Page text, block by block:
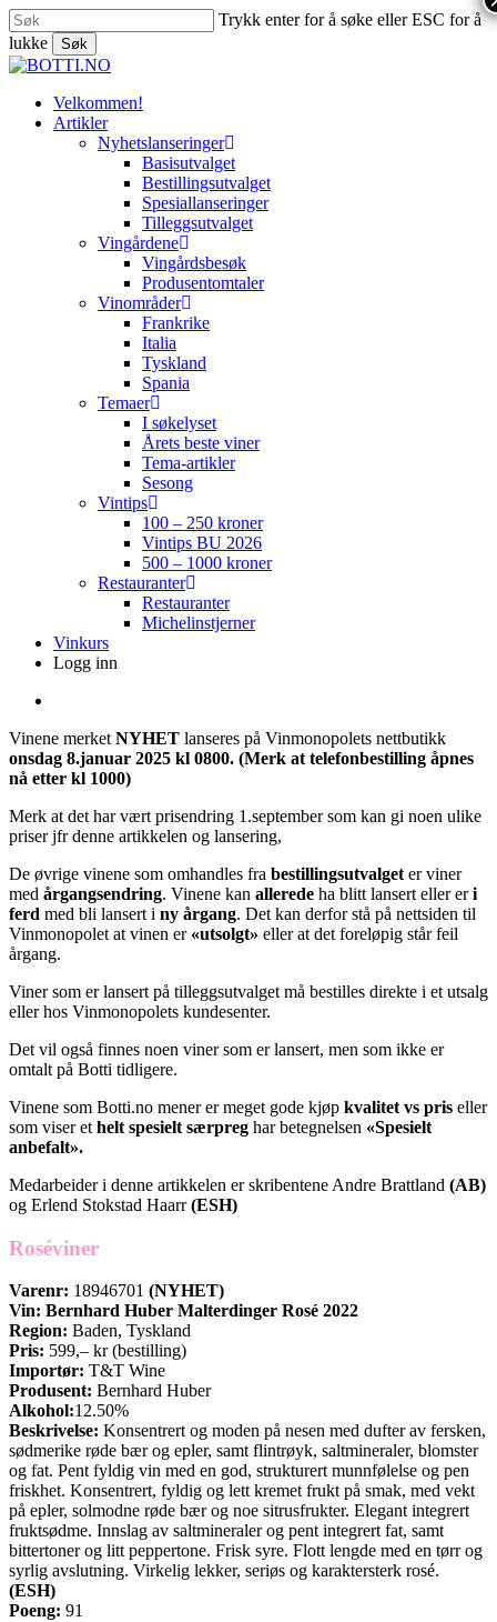
Skip
to
main
content
Trykk enter for å søke eller ESC for å
lukke
Søk
Close
search
Menu
Velkommen!
Artikler
Nyhetslanseringer
Basisutvalget
Bestillingsutvalget
Spesiallanseringer
Tilleggsutvalget
Vingårdene
Vingårdsbesøk
Produsentomtaler
Vinområder
Frankrike
Italia
Tyskland
Spania
Temaer
I søkelyset
Årets beste viner
Tema-artikler
Sesong
Vintips
100 – 250 kroner
Vintips BU 2026
500 – 1000 kroner
Restauranter
Restauranter
Michelinstjerner
Vinkurs
Logg inn
Vinene merket NYHET lanseres på Vinmonopolets nettbutikk
onsdag 8.januar 2025 kl 0800. (Merk at telefonbestilling åpnes
nå etter kl 1000)
Merk at det har vært prisendring 1.september som kan gi noen ulike
priser jfr denne artikkelen og lansering,
De øvrige vinene som omhandles fra bestillingsutvalget er viner
med årgangsendring. Vinene kan allerede ha blitt lansert eller eri
ferd med bli lansert i ny årgang. Det kan derfor stå på nettsiden til
Vinmonopolet at vinen er «utsolgt» eller at det foreløpig står feil
årgang.
Viner som er lansert på tilleggsutvalget må bestilles direkte i et utsalg
eller hos Vinmonopolets kundesenter.
Det vil også finnes noen viner som er lansert, men som ikke er
omtalt på Botti tidligere.
Vinene som Botti.no mener er meget gode kjøp kvalitet vs pris eller
som viser et helt spesielt særpreg har betegnelsen «Spesielt
anbefalt».
Medarbeider i denne artikkelen er skribentene Andre Brattland (AB)
og Erlend Stokstad Haarr(ESH)
Roséviner
Varenr: 18946701 (NYHET)
Vin: Bernhard Huber Malterdinger Rosé 2022
Region: Baden, Tyskland
Pris: 599,– kr (bestilling)
Importør: T&T Wine
Produsent: Bernhard Huber
Alkohol:12.50%
Beskrivelse: Konsentrert og moden på nesen med dufter av fersken,
sødmerike røde bær og epler, samt flintrøyk, saltmineraler, blomster
og fat. Pent fyldig vin med en god, strukturert munnfølelse og pen
friskhet. Konsentrert, fyldig og lett kremet frukt på smak, med vekt
på epler, solmodne røde bær og noe sitrusfrukter. Elegant integrert
fruktsødme. Innslag av saltmineraler og pent integrert fat, samt
bittertoner og litt peppertone. Frisk syre. Flott lengde med en tørr og
syrlig avslutning. Virkelig lekker, seriøs og karaktersterk rosé.
(ESH)
Poeng: 91